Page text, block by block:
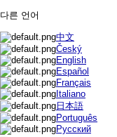
다른 언어
中文
Český
English
Español
Français
Italiano
日本語
Português
Русский